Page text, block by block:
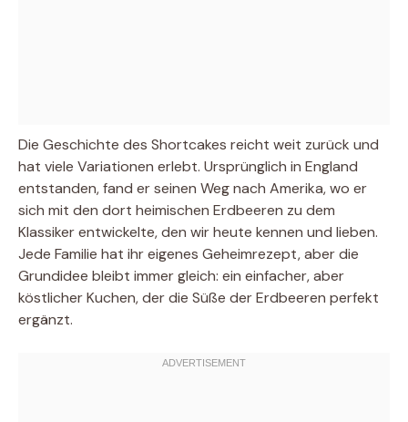
Die Geschichte des Shortcakes reicht weit zurück und
hat viele Variationen erlebt. Ursprünglich in England
entstanden, fand er seinen Weg nach Amerika, wo er
sich mit den dort heimischen Erdbeeren zu dem
Klassiker entwickelte, den wir heute kennen und lieben.
Jede Familie hat ihr eigenes Geheimrezept, aber die
Grundidee bleibt immer gleich: ein einfacher, aber
köstlicher Kuchen, der die Süße der Erdbeeren perfekt
ergänzt.